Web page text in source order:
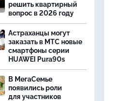
решить квартирный
вопрос в 2026 году
Астраханцы могут
заказать в МТС новые
смартфоны серии
HUAWEI Pura90s
В МегаСемье
появились роли
для участников